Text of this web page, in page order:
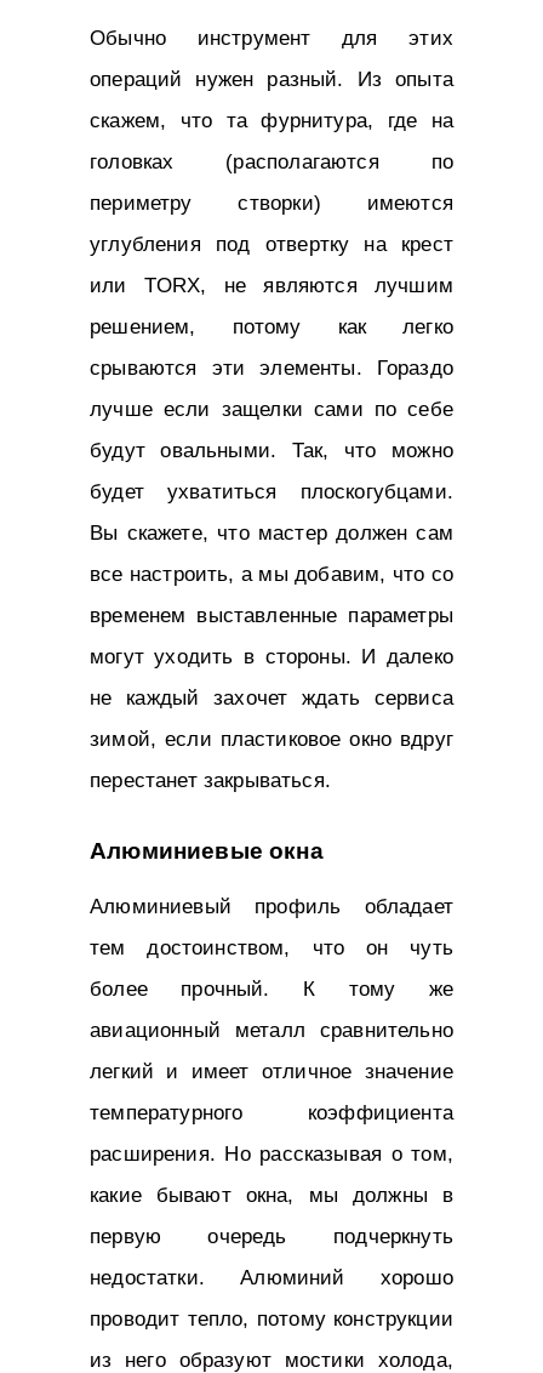
Обычно инструмент для этих
операций нужен разный. Из опыта
скажем, что та фурнитура, где на
головках (располагаются по
периметру створки) имеются
углубления под отвертку на крест
или TORX, не являются лучшим
решением, потому как легко
срываются эти элементы. Гораздо
лучше если защелки сами по себе
будут овальными. Так, что можно
будет ухватиться плоскогубцами.
Вы скажете, что мастер должен сам
все настроить, а мы добавим, что со
временем выставленные параметры
могут уходить в стороны. И далеко
не каждый захочет ждать сервиса
зимой, если пластиковое окно вдруг
перестанет закрываться.
Алюминиевые окна
Алюминиевый профиль обладает
тем достоинством, что он чуть
более прочный. К тому же
авиационный металл сравнительно
легкий и имеет отличное значение
температурного коэффициента
расширения. Но рассказывая о том,
какие бывают окна, мы должны в
первую очередь подчеркнуть
недостатки. Алюминий хорошо
проводит тепло, потому конструкции
из него образуют мостики холода,